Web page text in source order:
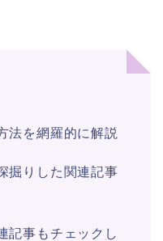
法を網羅的に解説
掘りした関連記事
記事もチェックし